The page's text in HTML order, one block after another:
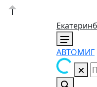
АВТОМИГ